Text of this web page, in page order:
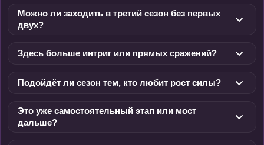
Можно ли заходить в третий сезон без первых
двух?
Здесь больше интриг или прямых сражений?
Подойдёт ли сезон тем, кто любит рост силы?
Это уже самостоятельный этап или мост
дальше?